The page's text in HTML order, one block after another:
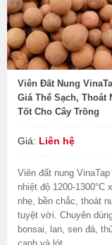
Viên Đất Nung
Giá Thể Sạch, Thoát
Tốt Cho Cây Trồng
Giá: Liên hệ
Viên đất nung VinaTap
nhiệt độ 1200-1300°C
nhẹ, bền chắc, thoát
tuyệt vời. Chuyên
bonsai, lan, sen đá,